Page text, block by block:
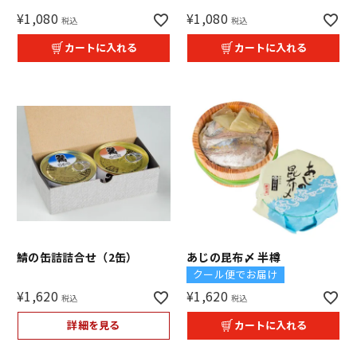
¥1,080 税込
カートに入れる
¥1,080 税込
カートに入れる
鯖の缶詰詰合せ（2缶）
¥1,620 税込
詳細を見る
あじの昆布〆 半樽
クール便でお届け
¥1,620 税込
カートに入れる